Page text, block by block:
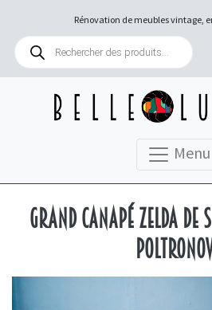
Rénovation de meubles vintage,
Recherche
produits
Menu
Grand canapé Zelda